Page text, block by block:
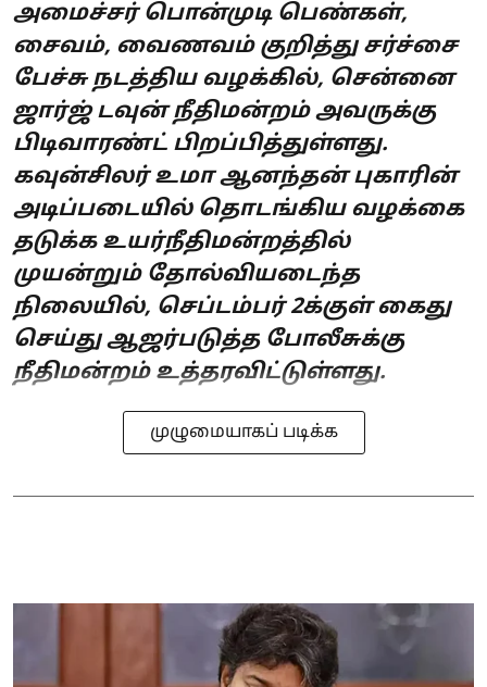
அமைச்சர் பொன்முடி பெண்கள்,
சைவம், வைணவம் குறித்து சர்ச்சை
பேச்சு நடத்திய வழக்கில், சென்னை
ஜார்ஜ் டவுன் நீதிமன்றம் அவருக்கு
பிடிவாரண்ட் பிறப்பித்துள்ளது.
கவுன்சிலர் உமா ஆனந்தன் புகாரின்
அடிப்படையில் தொடங்கிய வழக்கை
தடுக்க உயர்நீதிமன்றத்தில்
முயன்றும் தோல்வியடைந்த
நிலையில், செப்டம்பர் 2க்குள் கைது
செய்து ஆஜர்படுத்த போலீசுக்கு
நீதிமன்றம் உத்தரவிட்டுள்ளது.
முழுமையாகப் படிக்க